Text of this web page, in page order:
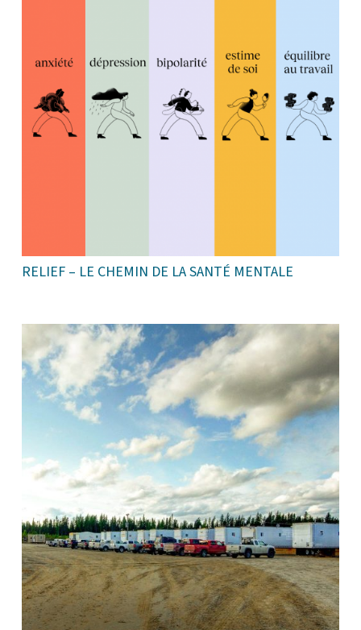
RELIEF – LE CHEMIN DE LA SANTÉ MENTALE